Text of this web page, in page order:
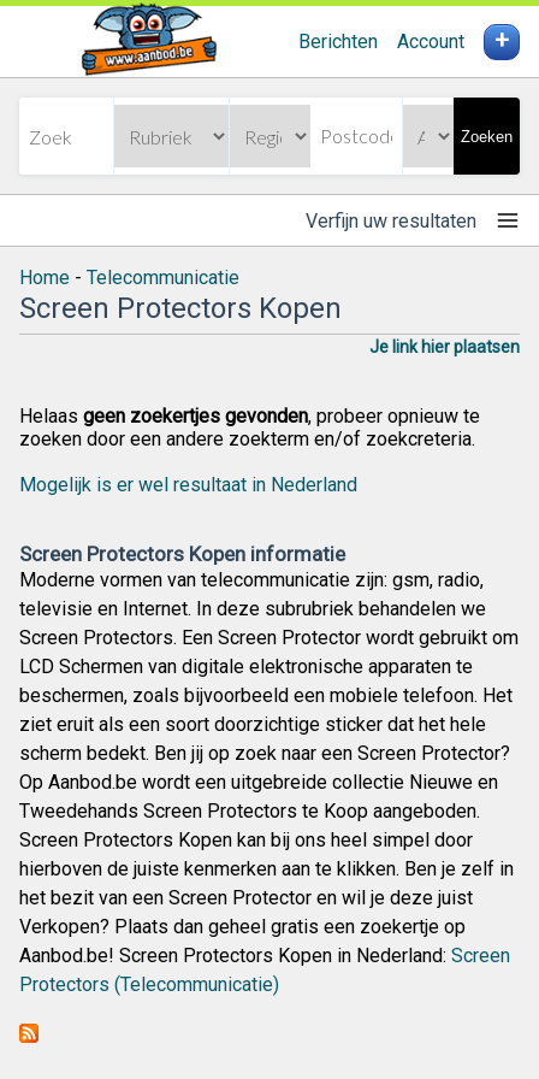
Berichten Account +
Zoeken
Verfijn uw resultaten
Home - Telecommunicatie
Screen Protectors Kopen
Je link hier plaatsen
Helaas geen zoekertjes gevonden, probeer opnieuw te
zoeken door een andere zoekterm en/of zoekcreteria.
Mogelijk is er wel resultaat in Nederland
Screen Protectors Kopen informatie
Moderne vormen van telecommunicatie zijn: gsm, radio,
televisie en Internet. In deze subrubriek behandelen we
Screen Protectors. Een Screen Protector wordt gebruikt om
LCD Schermen van digitale elektronische apparaten te
beschermen, zoals bijvoorbeeld een mobiele telefoon. Het
ziet eruit als een soort doorzichtige sticker dat het hele
scherm bedekt. Ben jij op zoek naar een Screen Protector?
Op Aanbod.be wordt een uitgebreide collectie Nieuwe en
Tweedehands Screen Protectors te Koop aangeboden.
Screen Protectors Kopen kan bij ons heel simpel door
hierboven de juiste kenmerken aan te klikken. Ben je zelf in
het bezit van een Screen Protector en wil je deze juist
Verkopen? Plaats dan geheel gratis een zoekertje op
Aanbod.be! Screen Protectors Kopen in Nederland: Screen
Protectors (Telecommunicatie)